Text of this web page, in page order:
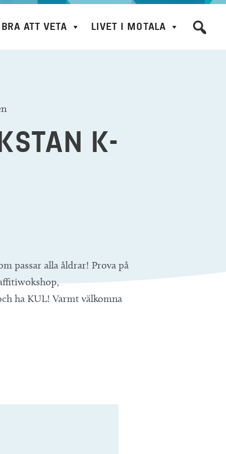
BRA ATT VETA LIVET I MOTALA
K-
passar alla åldrar! Prova på
ha KUL! Varmt välkomna